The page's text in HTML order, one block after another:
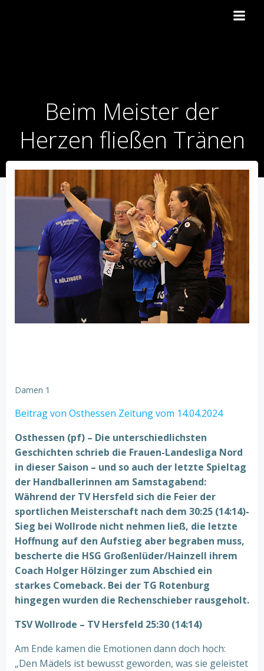
Beim Meister der
Herzen fließen Tränen
Damen 1
Beitrag von Osthessen Zeitung vom 14.04.2024
Osthessen (pf) – Die unterschiedlichsten
Geschichten schrieb die Frauen-Landesliga Nord
in dieser Saison – und so auch der letzte Spieltag
der Handballerinnen am Samstagabend:
Während der TV Hersfeld sich die Feier der
sportlichen Meisterschaft nach dem 30:25 (14:14)-
Sieg bei Wollrode nicht nehmen ließ, die letzte
Hoffnung auf den Aufstieg aber begraben muss,
bescherte die HSG Großenlüder/Hainzell ihrem
Coach Holger Hölzinger zum Abschied ein
starkes Comeback. Bei der TG Rotenburg
hingegen wurden die Rechenschieber rausgeholt.
TSV Wollrode – TV Hersfeld 25:30 (14:14)
Am Ende kamen die Emotionen dann doch hoch:
„Den Mädels ist bewusst geworden, was sie geleistet